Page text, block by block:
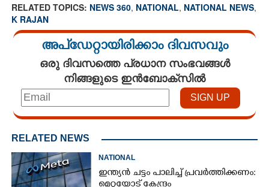
RELATED TOPICS: NEWS 360, NATIONAL, NATIONAL NEWS,
K RAJAN
അപ്ഡേറ്റായിരിക്കാം ദിവസവും
ഒരു ദിവസത്തെ പ്രധാന സംഭവങ്ങൾ
നിങ്ങളുടെ ഇൻബോക്സിൽ
RELATED NEWS
NATIONAL
ഇന്ത്യൻ ചട്ടം പാലിച്ച് പ്രവർത്തിക്കണം: